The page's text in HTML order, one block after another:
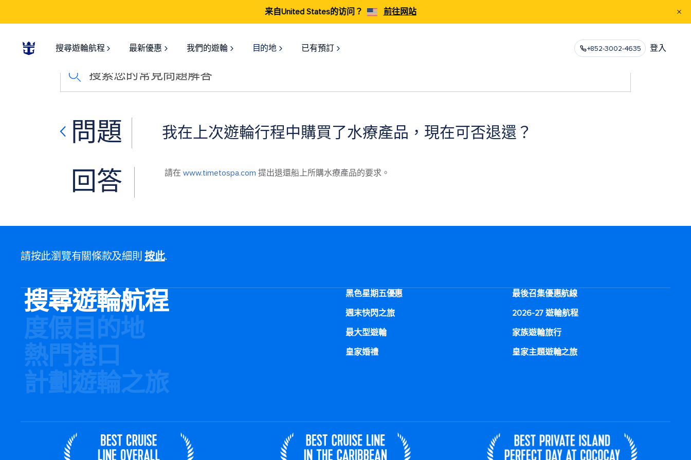
来自United States的访问？ 前往网站
搜尋遊輪航程 最新優惠 我們的遊輪 目的地 已有預訂 +852-3002-4635 登入
搜索您的常見問題解答
問題 我在上次遊輪行程中購買了水療產品，現在可否退還？
回答 請在 www.timetospa.com 提出退還船上所購水療產品的要求。
請按此瀏覽有關條款及細則按此.
搜尋遊輪航程
度假目的地
熱門港口
計劃遊輪之旅
黑色星期五優惠
最後召集優惠航線
週末快閃之旅
2026-27 遊輪航程
最大型遊輪
家族遊輪旅行
皇家婚禮
皇家主題遊輪之旅